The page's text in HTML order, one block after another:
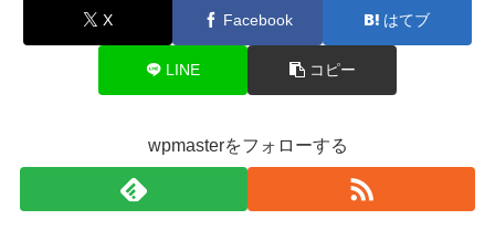
X Facebook はてブ
LINE コピー
wpmasterをフォローする